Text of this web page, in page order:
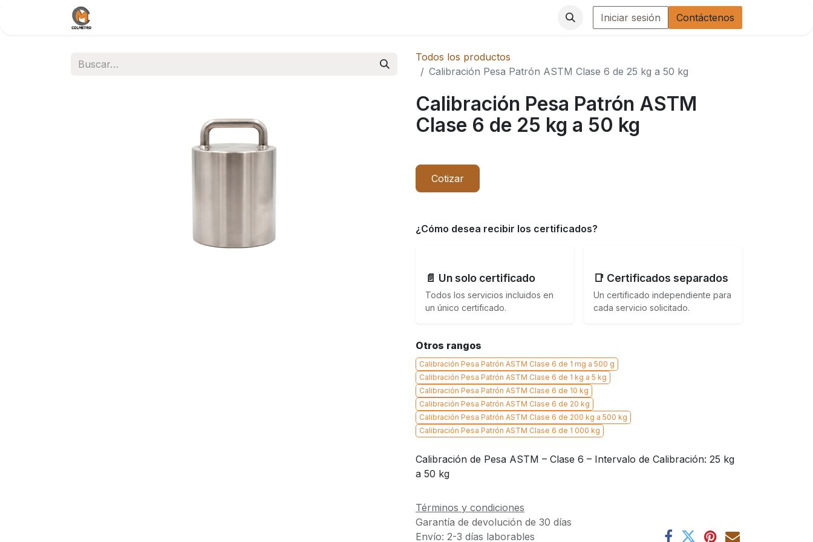
Iniciar sesión Contáctenos
Todos los productos
Calibración Pesa Patrón ASTM Clase 6 de 25 kg a 50 kg
Calibración Pesa Patrón ASTM
Clase 6 de 25 kg a 50 kg
Cotizar
¿Cómo desea recibir los certificados?
📄 Un solo certificado
Todos los servicios incluidos en
un único certificado.
📑 Certificados separados
Un certificado independiente para
cada servicio solicitado.
Otros rangos
Calibración Pesa Patrón ASTM Clase 6 de 1 mg a 500 g
Calibración Pesa Patrón ASTM Clase 6 de 1 kg a 5 kg
Calibración Pesa Patrón ASTM Clase 6 de 10 kg
Calibración Pesa Patrón ASTM Clase 6 de 20 kg
Calibración Pesa Patrón ASTM Clase 6 de 200 kg a 500 kg
Calibración Pesa Patrón ASTM Clase 6 de 1 000 kg
Calibración de Pesa ASTM – Clase 6 – Intervalo de Calibración: 25 kg
a 50 kg
Términos y condiciones
Garantía de devolución de 30 días
Envío: 2-3 días laborables